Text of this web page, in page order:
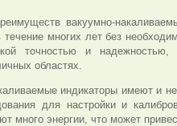
вакуумно-
течение многих лет без
точностью и
областях.
индикаторы имеют и
для настройки и
много энергии, что может